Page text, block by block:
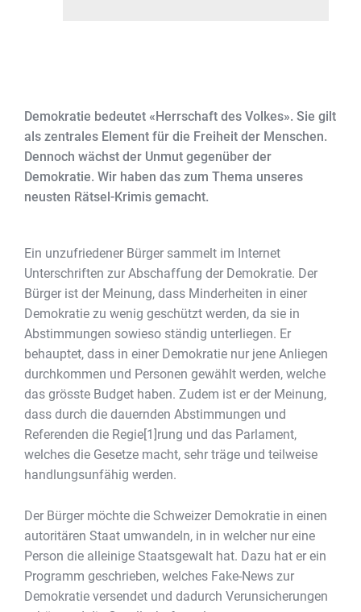
Demokratie bedeutet «Herrschaft des Volkes». Sie gilt
als zentrales Element für die Freiheit der Menschen.
Dennoch wächst der Unmut gegenüber der
Demokratie. Wir haben das zum Thema unseres
neusten Rätsel-Krimis gemacht.
Ein unzufriedener Bürger sammelt im Internet
Unterschriften zur Abschaffung der Demokratie. Der
Bürger ist der Meinung, dass Minderheiten in einer
Demokratie zu wenig geschützt werden, da sie in
Abstimmungen sowieso ständig unterliegen. Er
behauptet, dass in einer Demokratie nur jene Anliegen
durchkommen und Personen gewählt werden, welche
das grösste Budget haben. Zudem ist er der Meinung,
dass durch die dauernden Abstimmungen und
Referenden die Regie[1]rung und das Parlament,
welches die Gesetze macht, sehr träge und teilweise
handlungsunfähig werden.
Der Bürger möchte die Schweizer Demokratie in einen
autoritären Staat umwandeln, in in welcher nur eine
Person die alleinige Staatsgewalt hat. Dazu hat er ein
Programm geschrieben, welches Fake-News zur
Demokratie versendet und dadurch Verunsicherungen